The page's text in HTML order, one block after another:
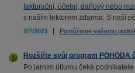
fakturační, účetní, daňový nebo
s naším lektorem zdarma. S naší
2/7/2021 Pomůžeme vašemu
Rozšiřte svůj program POHODA
Po jarním útlumu čeká